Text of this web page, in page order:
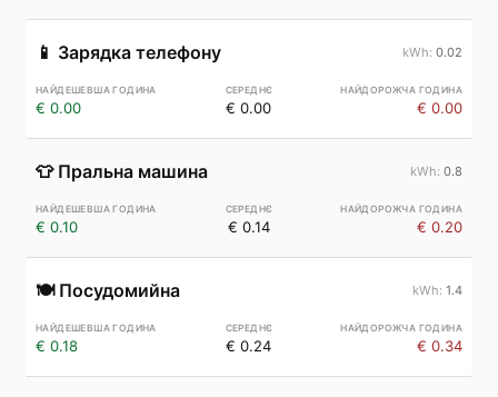
📱 Зарядка телефону 0.02
€ 0.00 € 0.00 € 0.00
👕 Пральна машина 0.8
€ 0.10 € 0.14 € 0.20
🍽️ Посудомийна 1.4
€ 0.18 € 0.24 € 0.34